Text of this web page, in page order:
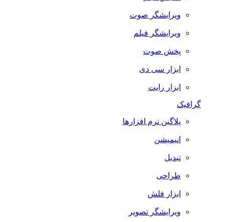
ویرایشگر صوت
ویرایشگر فیلم
پخش صوت
ابزار سی دی
ابزار رایت
گرافیک
پلاگین نرم افزارها
انیمیشن
تبدیل
طراحی
ابزار فلش
ویرایشگر تصویر